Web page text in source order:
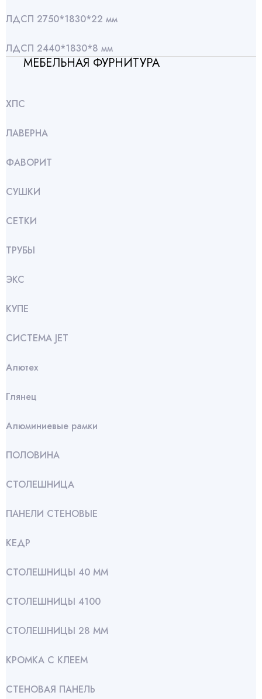
ЛДСП 2750*1830*22 мм
ЛДСП 2440*1830*8 мм
МЕБЕЛЬНАЯ ФУРНИТУРА
ХПС
ЛАВЕРНА
ФАВОРИТ
СУШКИ
СЕТКИ
ТРУБЫ
ЭКС
КУПЕ
СИСТЕМА JET
Алютех
Глянец
Алюминиевые рамки
ПОЛОВИНА
СТОЛЕШНИЦА
ПАНЕЛИ СТЕНОВЫЕ
КЕДР
СТОЛЕШНИЦЫ 40 ММ
СТОЛЕШНИЦЫ 4100
СТОЛЕШНИЦЫ 28 ММ
КРОМКА С КЛЕЕМ
СТЕНОВАЯ ПАНЕЛЬ